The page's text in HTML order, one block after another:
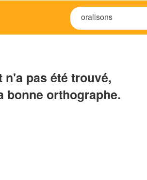
n'a pas été trouvé,
bonne orthographe.